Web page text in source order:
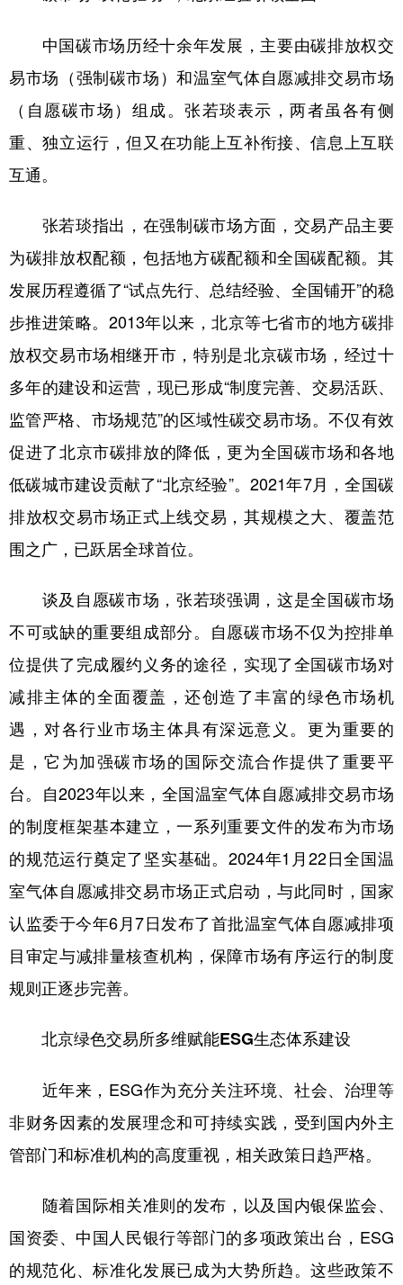
中国碳市场历经十余年发展，主要由碳排放权交
易市场（强制碳市场）和温室气体自愿减排交易市场
（自愿碳市场）组成。张若琰表示，两者虽各有侧
重、独立运行，但又在功能上互补衔接、信息上互联
互通。
张若琰指出，在强制碳市场方面，交易产品主要
为碳排放权配额，包括地方碳配额和全国碳配额。其
发展历程遵循了“试点先行、总结经验、全国铺开”的稳
步推进策略。2013年以来，北京等七省市的地方碳排
放权交易市场相继开市，特别是北京碳市场，经过十
多年的建设和运营，现已形成“制度完善、交易活跃、
监管严格、市场规范”的区域性碳交易市场。不仅有效
促进了北京市碳排放的降低，更为全国碳市场和各地
低碳城市建设贡献了“北京经验”。2021年7月，全国碳
排放权交易市场正式上线交易，其规模之大、覆盖范
围之广，已跃居全球首位。
谈及自愿碳市场，张若琰强调，这是全国碳市场
不可或缺的重要组成部分。自愿碳市场不仅为控排单
位提供了完成履约义务的途径，实现了全国碳市场对
减排主体的全面覆盖，还创造了丰富的绿色市场机
遇，对各行业市场主体具有深远意义。更为重要的
是，它为加强碳市场的国际交流合作提供了重要平
台。自2023年以来，全国温室气体自愿减排交易市场
的制度框架基本建立，一系列重要文件的发布为市场
的规范运行奠定了坚实基础。2024年1月22日全国温
室气体自愿减排交易市场正式启动，与此同时，国家
认监委于今年6月7日发布了首批温室气体自愿减排项
目审定与减排量核查机构，保障市场有序运行的制度
规则正逐步完善。
北京绿色交易所多维赋能ESG生态体系建设
近年来，ESG作为充分关注环境、社会、治理等
非财务因素的发展理念和可持续实践，受到国内外主
管部门和标准机构的高度重视，相关政策日趋严格。
随着国际相关准则的发布，以及国内银保监会、
国资委、中国人民银行等部门的多项政策出台，ESG
的规范化、标准化发展已成为大势所趋。这些政策不